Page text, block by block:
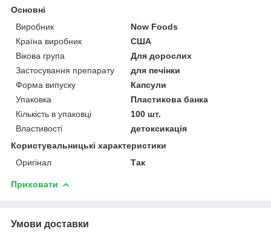
Основні
Виробник
Now Foods
Країна виробник
США
Вікова група
Для дорослих
Застосування препарату
для печінки
Форма випуску
Капсули
Упаковка
Пластикова банка
Кількість в упаковці
100 шт.
Властивості
детоксикація
Користувальницькі характеристики
Оригінал
Так
Приховати
Умови доставки